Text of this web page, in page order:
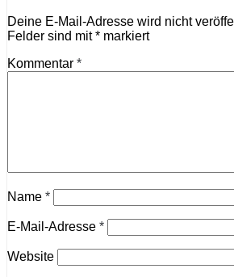
Deine E-Mail-Adresse wird nicht
Felder sind mit* markiert
Kommentar *
Name *
E-Mail-Adresse *
Website